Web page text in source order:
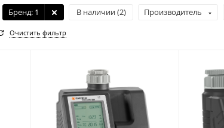
Бренд: 1 В наличии (2) Производитель
Очистить фильтр